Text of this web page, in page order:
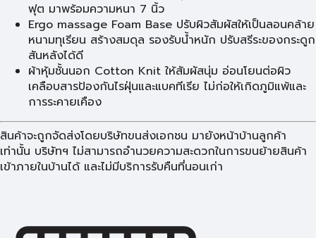
ฟุต มาพร้อมความหนา 7 นิ้ว
Ergo massage Foam Base ปรับผิวสัมผัสให้เป็นลอนคล้าย
หนามทุเรียน สร้างสมดุล รองรับน้ำหนัก ปรับสรีระของกระดูก
สันหลังได้ดี
ผ้าหุ้มชั้นนอก Cotton Knit ให้สัมผัสนุ่ม อ่อนโยนต่อผิว
เคลือบสารป้องกันไรฝุ่นและแบคทีเรีย ไม่ก่อให้เกิดภูมิแพ้และ
การระคายเคือง
สินค้าจะถูกจัดส่งโดยบริษัทขนส่งเอกชน มายังหน้าบ้านลูกค้า
เท่านั้น บริษัทฯ ไม่สามารถอำนวยความสะดวกในการขนย้ายสินค้า
เข้าภายในบ้านได้ และไม่มีบริการรับคืนที่นอนเก่า